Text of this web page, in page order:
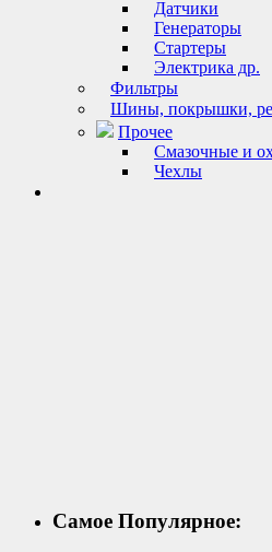
Датчики
Генераторы
Стартеры
Электрика др.
Фильтры
Шины, покрышки,
Прочее
Смазочные и
Чехлы
Самое Популярное: